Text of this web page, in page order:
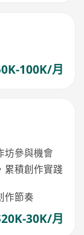
100K/月
坊參與機會
累積創作實踐
作節奏
30K/月